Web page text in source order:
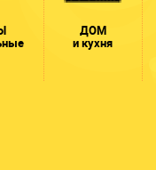
ДОМ
и кухня